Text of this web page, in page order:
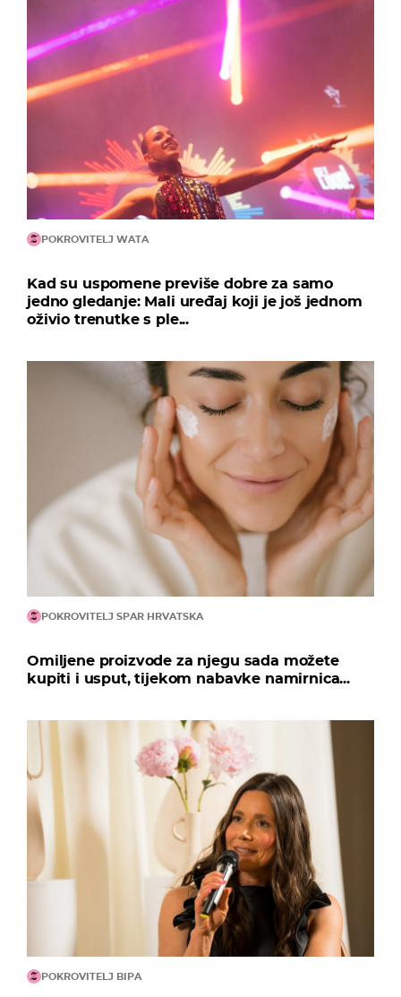
POKROVITELJ WATA
Kad su uspomene previše dobre za samo
jedno gledanje: Mali uređaj koji je još jednom
oživio trenutke s ple...
POKROVITELJ SPAR HRVATSKA
Omiljene proizvode za njegu sada možete
kupiti i usput, tijekom nabavke namirnica...
POKROVITELJ BIPA